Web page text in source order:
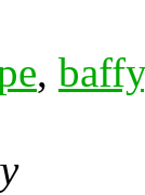
, baffy